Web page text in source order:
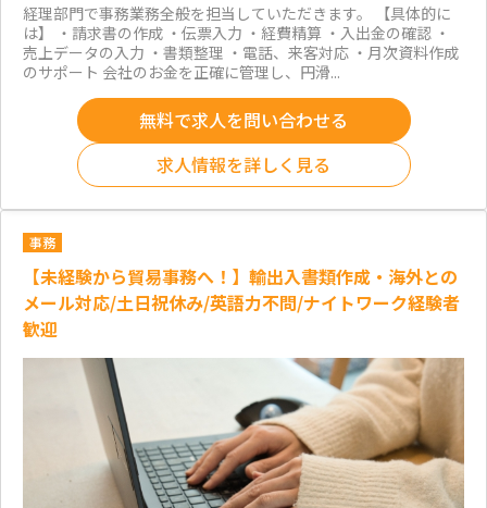
経理部門で事務業務全般を担当していただきます。 【具体的に
は】 ・請求書の作成 ・伝票入力 ・経費精算 ・入出金の確認 ・
売上データの入力 ・書類整理 ・電話、来客対応 ・月次資料作成
のサポート 会社のお金を正確に管理し、円滑...
無料で求人を問い合わせる
求人情報を詳しく見る
事務
【未経験から貿易事務へ！】輸出入書類作成・海外との
メール対応/土日祝休み/英語力不問/ナイトワーク経験者
歓迎